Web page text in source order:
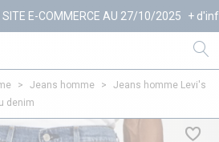
E-COMMERCE AU 27/10/2025 + d'infos
> Jeans homme >
Jeans homme Levi's
denim